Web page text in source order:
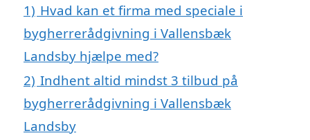
1) Hvad kan et firma med speciale i
bygherrerådgivning i Vallensbæk
Landsby hjælpe med?
2) Indhent altid mindst 3 tilbud på
bygherrerådgivning i Vallensbæk
Landsby